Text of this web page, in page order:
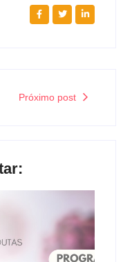
Próximo post